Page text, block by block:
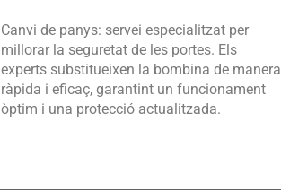
Canvi de panys: servei especialitzat per
millorar la seguretat de les portes. Els
experts substitueixen la bombina de manera
ràpida i eficaç, garantint un funcionament
òptim i una protecció actualitzada.